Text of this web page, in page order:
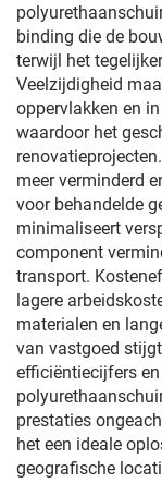
binding die de
terwijl het
Veelzijdigheid
oppervlakken en
waardoor het
meer verminderd
voor behandelde
minimaliseert
component
transport.
lagere
materialen en
van vastgoed
efficiëntiecijfers
prestaties
het een ideale
geografische